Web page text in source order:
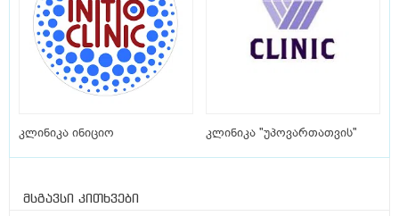
კლინიკა ინიციო კლინიკა "უპოვართათვის"
მსგავსი კითხვები